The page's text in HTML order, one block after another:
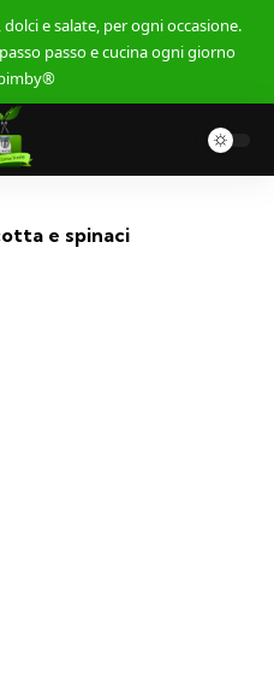
e salate, per ogni occasione.
passo e cucina ogni giorno
e spinaci